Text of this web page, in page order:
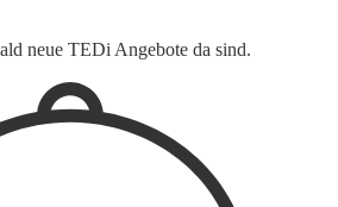
neue TEDi Angebote da sind.